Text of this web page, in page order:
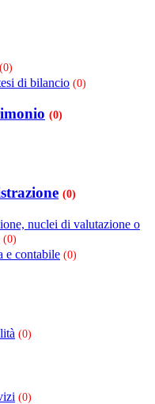
(0)
di bilancio (0)
(0)
(0)
nuclei di valutazione o
(0)
e contabile (0)
(0)
(0)